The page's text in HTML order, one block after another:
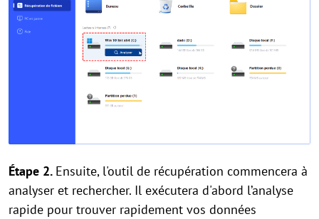
Étape 2. Ensuite, l'outil de récupération commencera à
analyser et rechercher. Il exécutera d'abord l’analyse
rapide pour trouver rapidement vos données